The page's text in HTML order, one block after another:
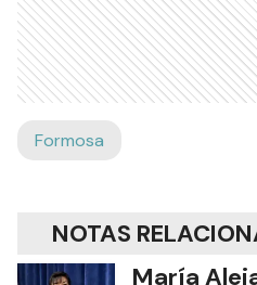
Formosa
NOTAS
María